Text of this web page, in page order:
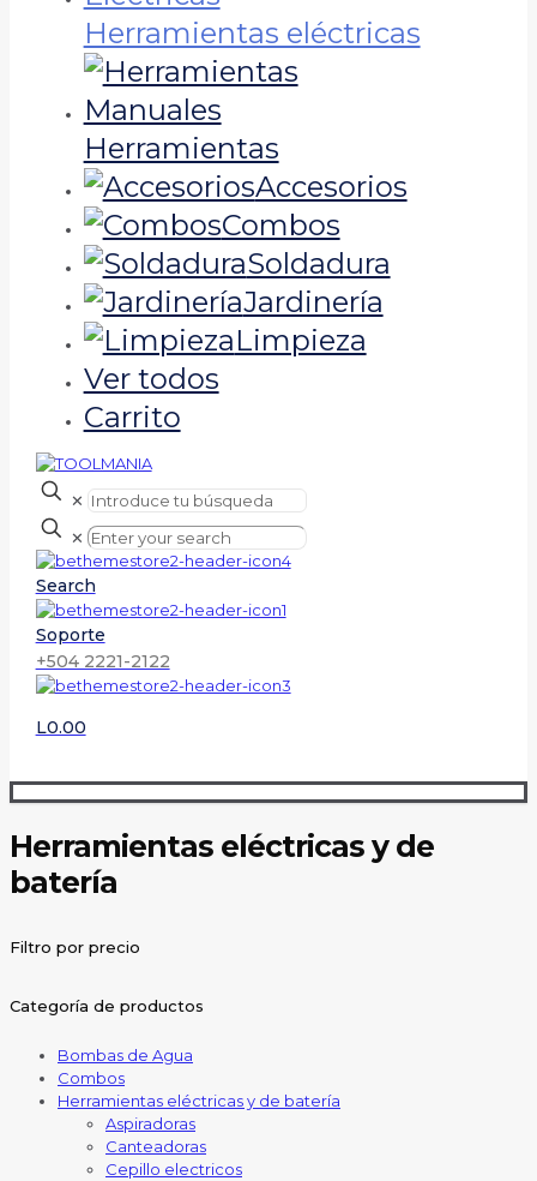
Herramientas eléctricas
Herramientas
Accesorios
Combos
Soldadura
Jardinería
Limpieza
Ver todos
Carrito
✕
✕
Search
Soporte
+504 2221-2122
L0.00
Herramientas eléctricas y de
batería
Filtro por precio
Categoría de productos
Bombas de Agua
Combos
Herramientas eléctricas y de batería
Aspiradoras
Canteadoras
Cepillo electricos